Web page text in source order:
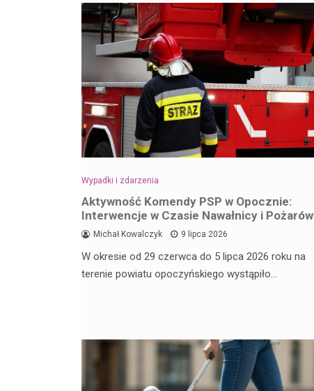
Wypadki i zdarzenia
Aktywność Komendy PSP w Opocznie:
Interwencje w Czasie Nawałnicy i Pożarów
Michał Kowalczyk 9 lipca 2026
W okresie od 29 czerwca do 5 lipca 2026 roku na
terenie powiatu opoczyńskiego wystąpiło…